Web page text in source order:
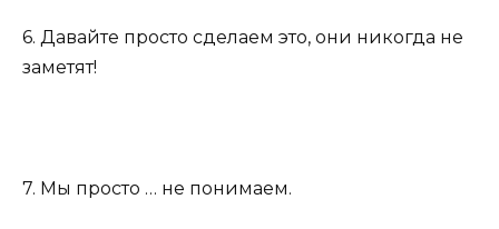
6. Давайте просто сделаем это, они никогда не
заметят!
7. Мы просто … не понимаем.